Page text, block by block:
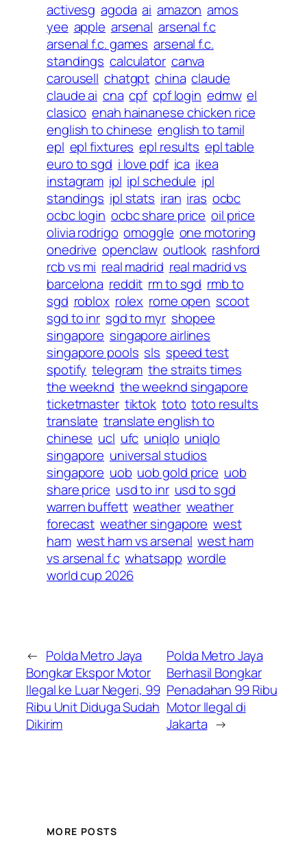
activesg agoda ai amazon amos
yee apple arsenal arsenal f.c
arsenal f.c. games arsenal f.c.
standings calculator canva
carousell chatgpt china claude
claude ai cna cpf cpf login edmw el
clasico enah hainanese chicken rice
english to chinese english to tamil
epl epl fixtures epl results epl table
euro to sgd i love pdf ica ikea
instagram ipl ipl schedule ipl
standings ipl stats iran iras ocbc
ocbc login ocbc share price oil price
olivia rodrigo omoggle one motoring
onedrive openclaw outlook rashford
rcb vs mi real madrid real madrid vs
barcelona reddit rm to sgd rmb to
sgd roblox rolex rome open scoot
sgd to inr sgd to myr shopee
singapore singapore airlines
singapore pools sls speed test
spotify telegram the straits times
the weeknd the weeknd singapore
ticketmaster tiktok toto toto results
translate translate english to
chinese ucl ufc uniqlo uniqlo
singapore universal studios
singapore uob uob gold price uob
share price usd to inr usd to sgd
warren buffett weather weather
forecast weather singapore west
ham west ham vs arsenal west ham
vs arsenal f.c whatsapp wordle
world cup 2026
← Polda Metro Jaya
Bongkar Ekspor Motor
Ilegal ke Luar Negeri, 99
Ribu Unit Diduga Sudah
Dikirim
Polda Metro Jaya
Berhasil Bongkar
Penadahan 99 Ribu
Motor Ilegal di
Jakarta →
MORE POSTS